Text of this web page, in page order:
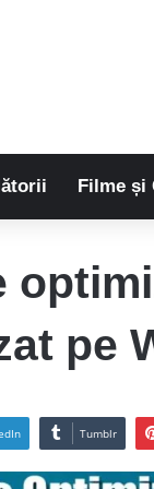
Filme și
pe
Tumblr